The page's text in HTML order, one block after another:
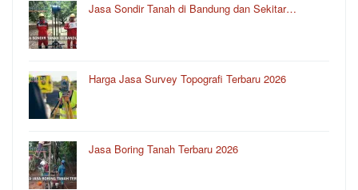
Jasa Sondir Tanah di Bandung dan Sekitar…
Harga Jasa Survey Topografi Terbaru 2026
Jasa Boring Tanah Terbaru 2026